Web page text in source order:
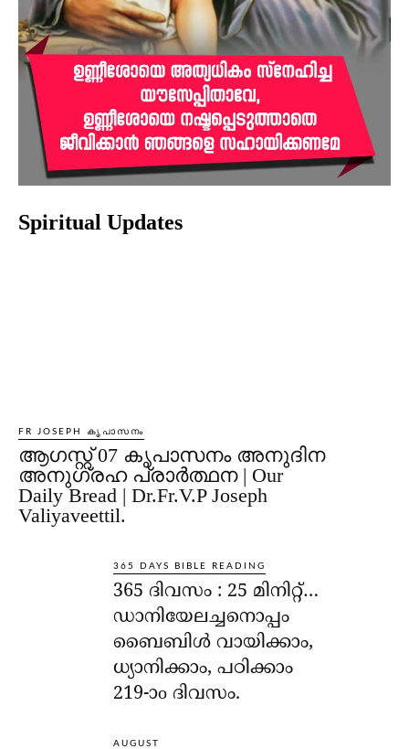
Spiritual Updates
FR JOSEPH കൃപാസനം
ആഗസ്റ്റ് 07 കൃപാസനം അനുദിന
അനുഗ്രഹ പ്രാർത്ഥന | Our
Daily Bread | Dr.Fr.V.P Joseph
Valiyaveettil.
365 DAYS BIBLE READING
365 ദിവസം : 25 മിനിറ്റ്…
ഡാനിയേലച്ചനൊപ്പം
ബൈബിൾ വായിക്കാം,
ധ്യാനിക്കാം, പഠിക്കാം
219-ാo ദിവസം.
AUGUST